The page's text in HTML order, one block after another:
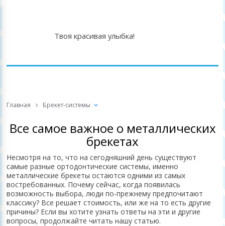
Твоя красивая улыбка!
Главная Брекет-системы
Все самое важное о металлических
брекетах
Несмотря на то, что на сегодняшний день существуют
самые разные ортодонтические системы, именно
металлические брекеты остаются одними из самых
востребованных. Почему сейчас, когда появилась
возможность выбора, люди по-прежнему предпочитают
классику? Все решает стоимость, или же на то есть другие
причины? Если вы хотите узнать ответы на эти и другие
вопросы, продолжайте читать нашу статью.